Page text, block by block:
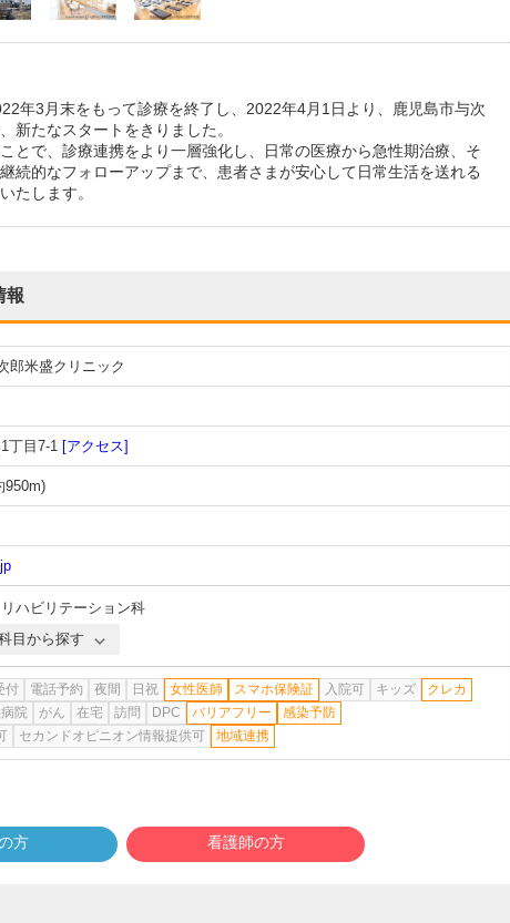
年3月末をもって診療を終了し、2022年4月1日より、鹿児島市与次
新たなスタートをきりました。
とで、診療連携をより一層強化し、日常の医療から急性期治療、そ
続的なフォローアップまで、患者さまが安心して日常生活を送れる
たします。
報
郎米盛クリニック
丁目7-1 [アクセス]
950m)
リハビリテーション科
目から探す
付 電話予約 夜間 日祝 女性医師 スマホ保険証 入院可 キッズ
クレカ
院 がん 在宅 訪問 DPC バリアフリー
感染予防
セカンドオピニオン情報提供可 地域連携
方 看護師の方